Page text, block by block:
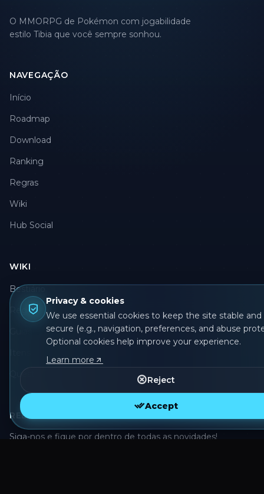
O MMORPG de Pokémon com jogabilidade
estilo Tibia que você sempre sonhou.
NAVEGAÇÃO
Início
Roadmap
Download
Ranking
Regras
Wiki
Hub Social
WIKI
Bestiário
Registro de Pokémons
Quests
REDES SOCIAIS
Siga-nos e fique por dentro de todas as novidades!
Privacy & cookies
We use essential cookies to keep the site stable and
secure (e.g., navigation, preferences, and abuse
Optional cookies help improve your experience.
Learn more
Reject
Accept